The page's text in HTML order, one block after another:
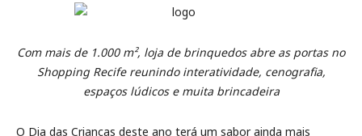
Com mais de 1.000 m², loja de brinquedos abre as portas no
Shopping Recife reunindo interatividade, cenografia,
espaços lúdicos e muita brincadeira
O Dia das Crianças deste ano terá um sabor ainda mais